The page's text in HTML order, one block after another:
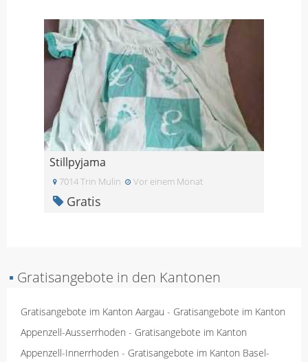
Stillpyjama
7014 Trin Mulin Vor einem Monat
Gratis
▪ Gratisangebote in den Kantonen
Gratisangebote im Kanton Aargau - Gratisangebote im Kanton
Appenzell-Ausserrhoden - Gratisangebote im Kanton
Appenzell-Innerrhoden - Gratisangebote im Kanton Basel-